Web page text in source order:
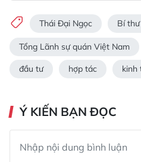
Thái Đại Ngọc Bí
Tổng Lãnh sự quán Việt Nam
đầu tư hợp tác kinh
Ý KIẾN BẠN ĐỌC